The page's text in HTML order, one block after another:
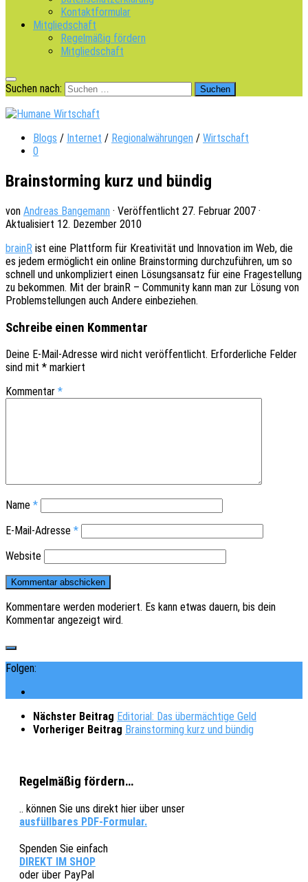
Kontaktformular
Mitgliedschaft
Regelmäßig fördern
Mitgliedschaft
Suchen nach:
Blogs / Internet / Regionalwährungen / Wirtschaft
0
Brainstorming kurz und bündig
von Andreas Bangemann · Veröffentlicht 27. Februar 2007 ·
Aktualisiert 12. Dezember 2010
brainR ist eine Platt­form für Krea­ti­vi­tät und Inno­va­ti­on im Web, die
es jedem ermög­licht ein online Brain­stor­ming durch­zu­füh­ren, um so
schnell und unkom­pli­ziert einen Lösungs­an­satz für eine Frage­stel­lung
zu bekom­men. Mit der brainR – Commu­ni­ty kann man zur Lösung von
Problem­stel­lun­gen auch Andere einbeziehen.
Schreibe einen Kommentar
Deine E-Mail-Adresse wird nicht veröffentlicht. Erforderliche Felder
sind mit * markiert
Kommentar *
Name *
E-Mail-Adresse *
Website
Kommentare werden moderiert. Es kann etwas dauern, bis dein
Kommentar angezeigt wird.
Folgen:
Nächster Beitrag Editorial: Das übermächtige Geld
Vorheriger Beitrag Brainstorming kurz und bündig
Regelmäßig fördern…
.. können Sie uns direkt hier über unser
ausfüllbares PDF-Formular.
Spenden Sie einfach
DIREKT IM SHOP
oder über PayPal